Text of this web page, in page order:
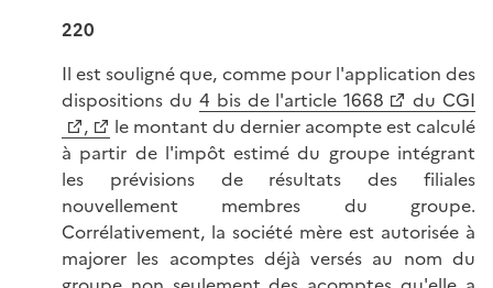
220
Il est souligné que, comme pour l'application des
dispositions du 4 bis de l'article 1668
du CGI
,
le montant du dernier acompte est calculé
à partir de l'impôt estimé du groupe intégrant
les prévisions de résultats des filiales
nouvellement membres du groupe.
Corrélativement, la société mère est autorisée à
majorer les acomptes déjà versés au nom du